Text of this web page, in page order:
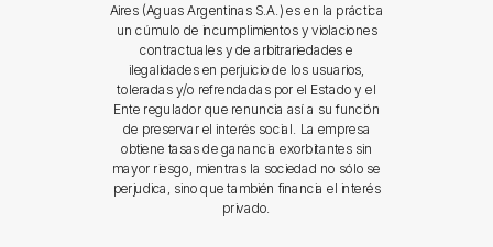
Aires (Aguas Argentinas S.A.) es en la práctica
un cúmulo de incumplimientos y violaciones
contractuales y de arbitrariedades e
ilegalidades en perjuicio de los usuarios,
toleradas y/o refrendadas por el Estado y el
Ente regulador que renuncia así a su función
de preservar el interés social. La empresa
obtiene tasas de ganancia exorbitantes sin
mayor riesgo, mientras la sociedad no sólo se
perjudica, sino que también financia el interés
privado.